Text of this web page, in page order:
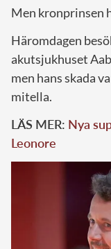
Men kronprinsen
Häromdagen
akutsjukhuset
men hans skada
mitella.
LÄS MER: Nya
Leonore